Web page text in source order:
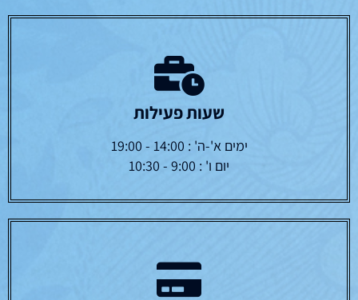
שעות פעילות
ימים א'-ה' : 14:00 - 19:00
יום ו' : 9:00 - 10:30